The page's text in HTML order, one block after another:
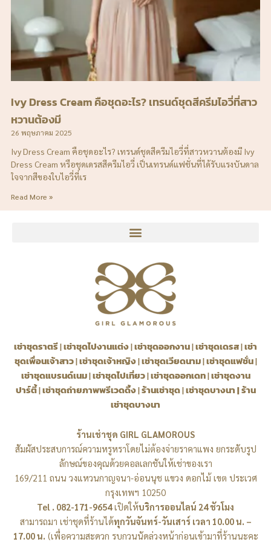
Ivy Dress Cream คือชุดอะไร? เทรนด์ชุดสีครีมไอวี่ที่สาว
หวานต้องมี
26 พฤษภาคม 2025
Ivy Dress Cream คือชุดอะไร? เทรนด์ชุดสีครีมไอวี่ที่สาวหวานต้องมี Ivy
Dress Cream หรือชุดเดรสสีครีมไอวี่ เป็นเทรนด์แฟชั่นที่ได้รับแรงบันดาล
ใจจากสีของใบไอวี่ที่เร
Read More »
เช่าชุดราตรี|เช่าชุดไปงานแต่ง|เช่าชุดออกงาน|เช่าชุดเดรส|เช่า
ชุดเพื่อนเจ้าสาว|เช่าชุดเจ้าหญิง|เช่าชุดเวียดนาม|เช่าชุดแฟชั่น|
เช่าชุดแบรนด์เนม|เช่าชุดไปเที่ยว|เช่าชุดออกเดท|เช่าชุดงาน
ปาร์ตี้|เช่าชุดถ่ายภาพพรีเวดดิ้ง|ร้านเช่าชุด|เช่าชุดบางนา|ร้าน
เช่าชุดบางนา
ร้านเช่าชุด GIRL GLAMOROUS
สัมผัสประสบการณ์ความหรูหราโดยไม่ต้องจ่ายราคาแพง ยกระดับรูป
ลักษณ์ของคุณด้วยคอลเลกชันให้เช่าของเรา
169/211 ถนน วงแหวนกาญจนา-อ่อนนุช แขวง ดอกไม้ เขต ประเวศ
กรุงเทพฯ 10250
Tel . 082-171-9654เปิดให้บริการออนไลน์ 24 ชัวโมง
สามารถมา เช่าชุดที่ร้านได้ทุกวันจันทร์-วันเสาร์ เวลา 10.00 น. –
17.00 น. (เพื่อความสะดวก รบกวนนัดล่วงหน้าก่อนเข้ามาที่ร้านนะคะ